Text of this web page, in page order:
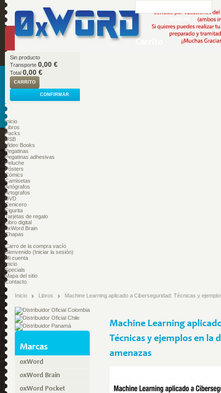
Carrito
Sin producto
Transporte 0,00 €
Total 0,00 €
CARRITO
CONFIRMAR
Inicio
Libros
Packs
USB
Video Books
Pegatinas
Pegatinas adhesivas
Peluche
Pósters
Cómics
Camisetas
Artógrafos
Artografos
DVD
Cenicero
Figurita
Tarjetas de regalo
Libro digital
0xWord Brain
Chapas
Carro de la compra vacío
Bienvenido (Iniciar la sesión)
Mi cuenta
Inicio
Specials
Mapa del sitio
Contacto
Inicio Libros Machine Learning aplicado a Ciberseguridad: Técnicas y
Marcas
0xWord
0xWord Brain
0xWord Pocket
Machine Learning
Técnicas y ejemplos en la
amenazas